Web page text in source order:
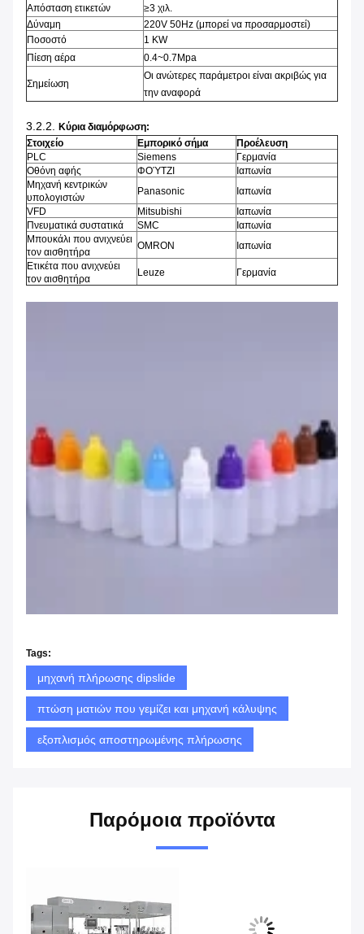
Απόσταση ετικετών
≥3 χιλ.
Δύναμη
220V 50Hz (μπορεί να προσαρμοστεί)
Ποσοστό
1 KW
Πίεση αέρα
0.4~0.7Mpa
Σημείωση
Οι ανώτερες παράμετροι είναι ακριβώς για
την αναφορά
3.2.2. Κύρια διαμόρφωση:
Στοιχείο
Εμπορικό σήμα
Προέλευση
PLC
Siemens
Γερμανία
Οθόνη αφής
ΦΟΎΤΖΙ
Ιαπωνία
Μηχανή κεντρικών
υπολογιστών
Panasonic
Ιαπωνία
VFD
Mitsubishi
Ιαπωνία
Πνευματικά συστατικά
SMC
Ιαπωνία
Μπουκάλι που ανιχνεύει
τον αισθητήρα
OMRON
Ιαπωνία
Ετικέτα που ανιχνεύει
τον αισθητήρα
Leuze Γερμανία
Tags:
μηχανή πλήρωσης dipslide
πτώση ματιών που γεμίζει και μηχανή κάλυψης
εξοπλισμός αποστηρωμένης πλήρωσης
Παρόμοια προϊόντα